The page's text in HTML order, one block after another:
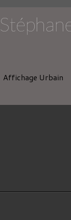
Affichage Urbain